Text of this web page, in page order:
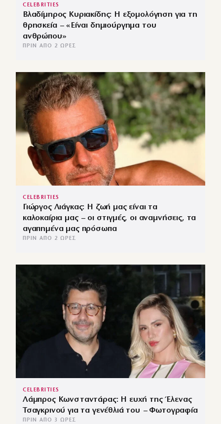
CELEBRITIES
Βλαδίμηρος Κυριακίδης: Η εξομολόγηση για τη
θρησκεία – «Είναι δημιούργημα του
ανθρώπου»
ΠΡΙΝ ΑΠΌ 2 ΏΡΕΣ
CELEBRITIES
Γιώργος Λιάγκας: Η ζωή μας είναι τα
καλοκαίρια μας – οι στιγμές, οι αναμνήσεις, τα
αγαπημένα μας πρόσωπα
ΠΡΙΝ ΑΠΌ 2 ΏΡΕΣ
CELEBRITIES
Λάμπρος Κωνσταντάρας: Η ευχή της Έλενας
Τσαγκρινού για τα γενέθλιά του – Φωτογραφία
ΠΡΙΝ ΑΠΌ 3 ΏΡΕΣ